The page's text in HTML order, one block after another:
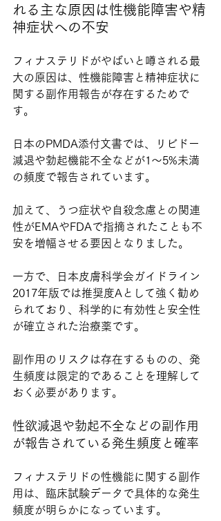
れる主な原因は性機能障害や精
神症状への不安
フィナステリドがやばいと噂される最
大の原因は、性機能障害と精神症状に
関する副作用報告が存在するためで
す。
日本のPMDA添付文書では、リビドー
減退や勃起機能不全などが1〜5%未満
の頻度で報告されています。
加えて、うつ症状や自殺念慮との関連
性がEMAやFDAで指摘されたことも不
安を増幅させる要因となりました。
一方で、日本皮膚科学会ガイドライン
2017年版では推奨度Aとして強く勧め
られており、科学的に有効性と安全性
が確立された治療薬です。
副作用のリスクは存在するものの、発
生頻度は限定的であることを理解して
おく必要があります。
性欲減退や勃起不全などの副作用
が報告されている発生頻度と確率
フィナステリドの性機能に関する副作
用は、臨床試験データで具体的な発生
頻度が明らかになっています。